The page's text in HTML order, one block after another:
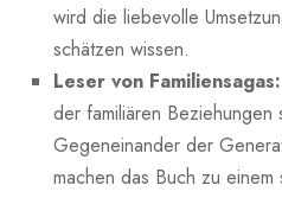
wird die⁢ liebevolle
schätzen wissen.
Leser von Familiensagas:
der ⁣familiären Beziehungen
‍Gegeneinander der
machen das Buch​ zu